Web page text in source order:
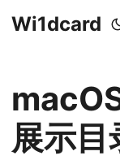
Wi1dcard
展示目